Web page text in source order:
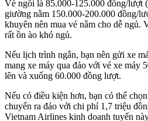
Vé ngồi là 85.000-125.000 đồng/lượt
giường nằm 150.000-200.000 đồng/
khuyên nên mua vé nằm cho dễ ngủ.
rất ồn ào khó ngủ.
Nếu lịch trình ngắn, bạn nên gửi xe
mang xe máy qua đảo với vé xe máy
lên và xuống 60.000 đồng lượt.
Nếu có điều kiện hơn, bạn có thể
chuyển ra đảo với chi phí 1,7 triệu
Vietnam Airlines kinh doanh tuyến